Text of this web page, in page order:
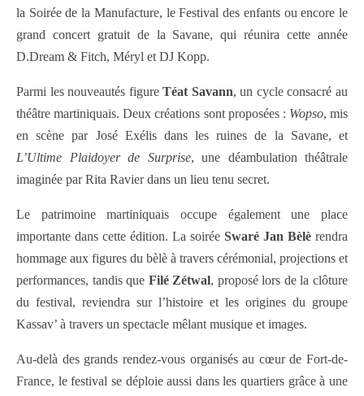
la Soirée de la Manufacture, le Festival des enfants ou encore le
grand concert gratuit de la Savane, qui réunira cette année
D.Dream & Fitch, Méryl et DJ Kopp.
Parmi les nouveautés figureTéat Savann, un cycle consacré au
théâtre martiniquais. Deux créations sont proposées : Wopso, mis
en scène par José Exélis dans les ruines de la Savane, et
L’Ultime Plaidoyer de Surprise, une déambulation théâtrale
imaginée par Rita Ravier dans un lieu tenu secret.
Le patrimoine martiniquais occupe également une place
importante dans cette édition. La soirée Swaré Jan Bèlè rendra
hommage aux figures du bèlè à travers cérémonial, projections et
performances, tandis que Filé Zétwal, proposé lors de la clôture
du festival, reviendra sur l’histoire et les origines du groupe
Kassav’ à travers un spectacle mêlant musique et images.
Au-delà des grands rendez-vous organisés au cœur de Fort-de-
France, le festival se déploie aussi dans les quartiers grâce à une